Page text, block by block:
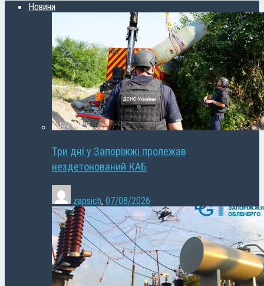
Новини
Три дні у Запоріжжі пролежав
нездетонований КАБ
zapsich, 07/08/2026